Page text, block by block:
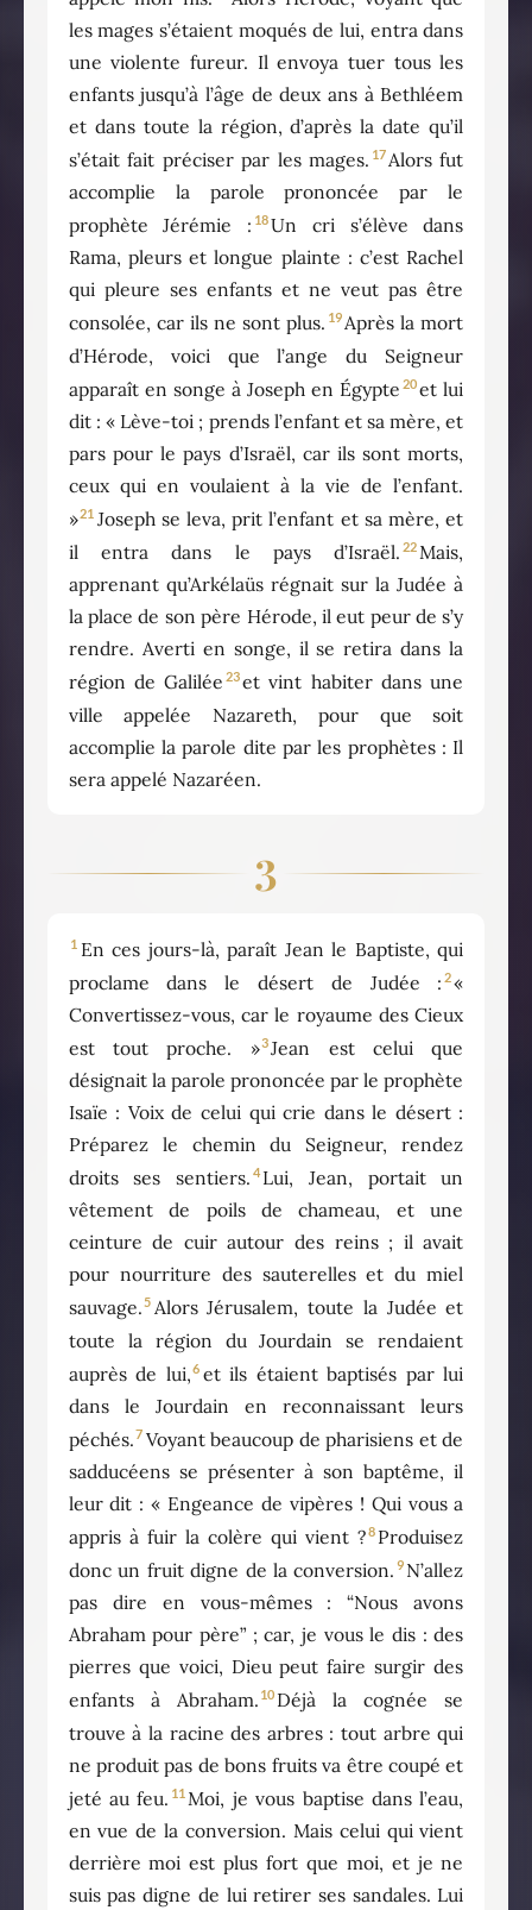
les mages s’étaient moqués de lui, entra dans
une violente fureur. Il envoya tuer tous les
enfants jusqu’à l’âge de deux ans à Bethléem
et dans toute la région, d’après la date qu’il
s’était fait préciser par les mages. 17Alors fut
accomplie la parole prononcée par le
prophète Jérémie : 18Un cri s’élève dans
Rama, pleurs et longue plainte : c’est Rachel
qui pleure ses enfants et ne veut pas être
consolée, car ils ne sont plus. 19Après la mort
d’Hérode, voici que l’ange du Seigneur
apparaît en songe à Joseph en Égypte 20et lui
dit : « Lève-toi ; prends l’enfant et sa mère, et
pars pour le pays d’Israël, car ils sont morts,
ceux qui en voulaient à la vie de l’enfant.
»21 Joseph se leva, prit l’enfant et sa mère, et
il entra dans le pays d’Israël. 22Mais,
apprenant qu’Arkélaüs régnait sur la Judée à
la place de son père Hérode, il eut peur de s’y
rendre. Averti en songe, il se retira dans la
région de Galilée 23et vint habiter dans une
ville appelée Nazareth, pour que soit
accomplie la parole dite par les prophètes : Il
sera appelé Nazaréen.
3
1 En ces jours-là, paraît Jean le Baptiste, qui
proclame dans le désert de Judée : 2«
Convertissez-vous, car le royaume des Cieux
est tout proche. »3Jean est celui que
désignait la parole prononcée par le prophète
Isaïe : Voix de celui qui crie dans le désert :
Préparez le chemin du Seigneur, rendez
droits ses sentiers. 4 Lui, Jean, portait un
vêtement de poils de chameau, et une
ceinture de cuir autour des reins ; il avait
pour nourriture des sauterelles et du miel
sauvage.5 Alors Jérusalem, toute la Judée et
toute la région du Jourdain se rendaient
auprès de lui,6 et ils étaient baptisés par lui
dans le Jourdain en reconnaissant leurs
péchés.7 Voyant beaucoup de pharisiens et de
sadducéens se présenter à son baptême, il
leur dit : « Engeance de vipères ! Qui vous a
appris à fuir la colère qui vient ?8 Produisez
donc un fruit digne de la conversion. 9 N’allez
pas dire en vous-mêmes : “Nous avons
Abraham pour père” ; car, je vous le dis : des
pierres que voici, Dieu peut faire surgir des
enfants à Abraham. 10 Déjà la cognée se
trouve à la racine des arbres : tout arbre qui
ne produit pas de bons fruits va être coupé et
jeté au feu. 11 Moi, je vous baptise dans l’eau,
en vue de la conversion. Mais celui qui vient
derrière moi est plus fort que moi, et je ne
suis pas digne de lui retirer ses sandales. Lui